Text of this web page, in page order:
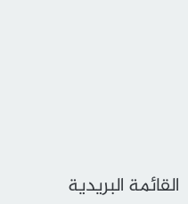
القائمة البريدية